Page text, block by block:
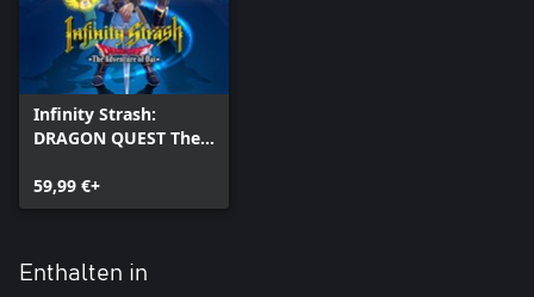
Infinity Strash:
DRAGON QUEST The
59,99 €+
Enthalten in